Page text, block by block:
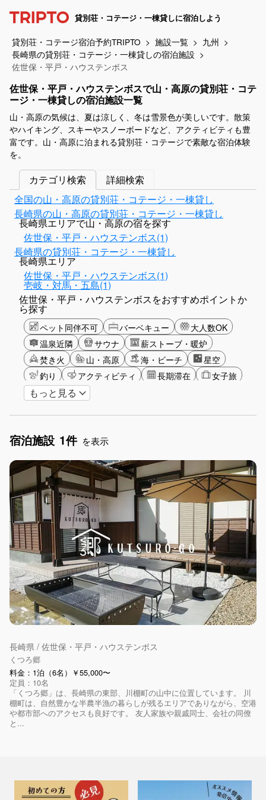
貸別荘・コテージ・一棟貸しに宿泊しよう
貸別荘・コテージ宿泊予約TRIPTO 施設一覧
九州
長崎県の貸別荘・コテージ・一棟貸しの宿泊施設
佐世保・平戸・ハウステンボス
佐世保・平戸・ハウステンボスで山・高原の貸別荘・コテ
ージ・一棟貸しの宿泊施設一覧
山・高原の気候は、夏は涼しく、冬は雪景色が美しいです。散策
やハイキング、スキーやスノーボードなど、アクティビティも豊
富です。山・高原に泊まれる貸別荘・コテージで素敵な宿泊体験
を。
カテゴリ検索
詳細検索
全国の山・高原の貸別荘・コテージ・一棟貸し
長崎県の山・高原の貸別荘・コテージ・一棟貸し
長崎県エリアで山・高原の宿を探す
佐世保・平戸・ハウステンボス(1)
長崎県の貸別荘・コテージ・一棟貸し
長崎県エリア
佐世保・平戸・ハウステンボス(1)
壱岐・対馬・五島(1)
佐世保・平戸・ハウステンボスをおすすめポイントか
ら探す
ペット同伴不可 バーベキュー
大人数OK
温泉近隣
サウナ
薪ストーブ・暖炉
焚き火
山・高原 海・ビーチ
星空
釣り
アクティビティ 長期滞在
女子旅
手持ち花火OK
もっと見る
宿泊施設 1件 を表示
長崎県 / 佐世保・平戸・ハウステンボス
くつろ郷
料金：1泊（6名）￥55,000〜
定員：10名
「くつろ郷」は、長崎県の東部、川棚町の山中に位置しています。 川
棚町は、自然豊かな半農半漁の暮らしが残るエリアでありながら、空港
や都市部へのアクセスも良好です。 友人家族や親戚同士、会社の同僚
と...